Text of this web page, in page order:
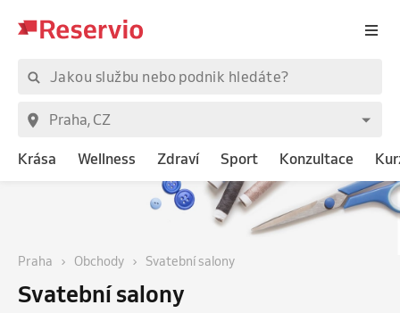
Krása Wellness Zdraví Sport Konzultace
Praha Obchody Svatební salony
Svatební salony